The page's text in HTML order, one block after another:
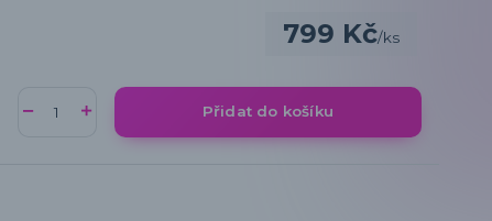
799 Kč/ks
Přidat do košíku